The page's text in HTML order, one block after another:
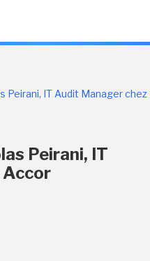
Peirani, IT Audit Manager chez
Peirani, IT
Accor